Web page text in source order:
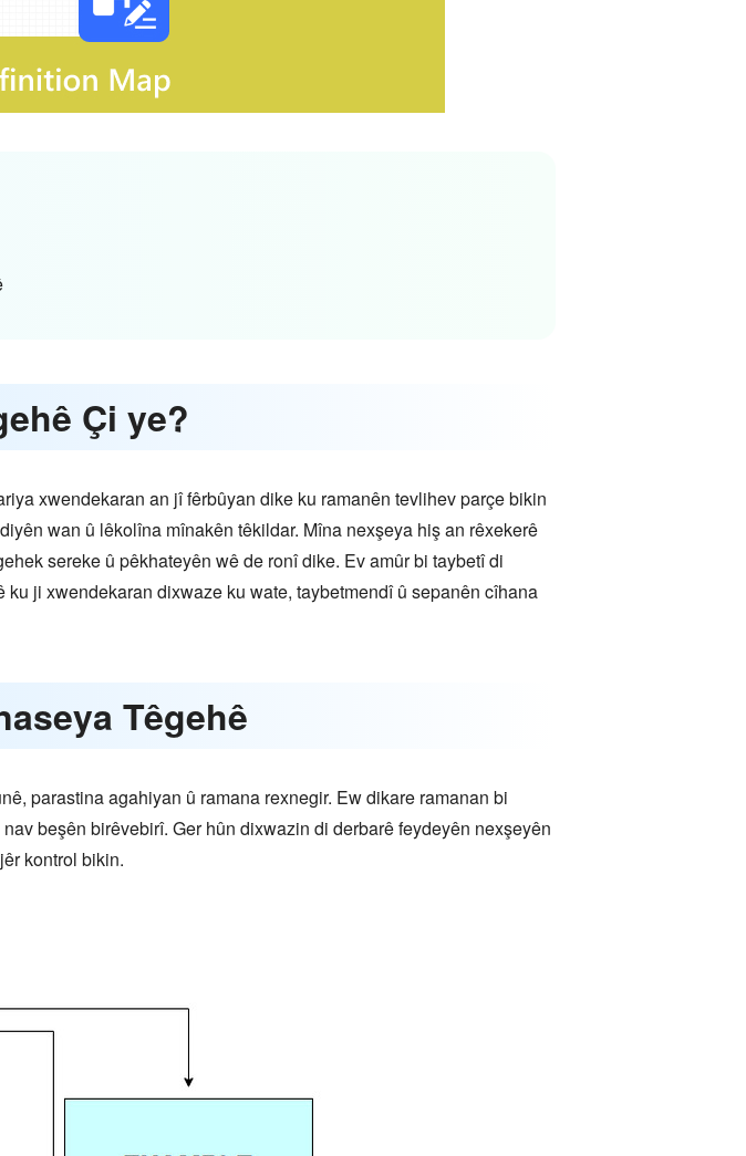
Çi ye?
xwendekaran an jî fêrbûyan dike ku ramanên tevlihev parçe bikin
wan û lêkolîna mînakên têkildar. Mîna nexşeya hiş an rêxekerê
sereke û pêkhateyên wê de ronî dike. Ev amûr bi taybetî di
ji xwendekaran dixwaze ku wate, taybetmendî û sepanên cîhana
Têgehê
parastina agahiyan û ramana rexnegir. Ew dikare ramanan bi
beşên birêvebirî. Ger hûn dixwazin di derbarê feydeyên nexşeyên
kontrol bikin.